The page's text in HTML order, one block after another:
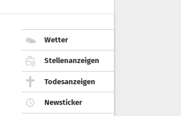
Wetter
Stellenanzeigen
Todesanzeigen
Newsticker